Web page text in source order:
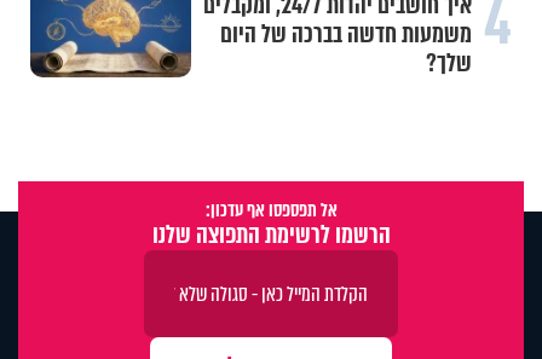
4 משמעות חדשה בברכה של היום
שלך?
אל תפספסו אף עדכון:
הרשמו לרשימת התפוצה שלנו